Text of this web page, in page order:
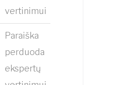
vertinimui
Paraiška
perduoda
ekspertų